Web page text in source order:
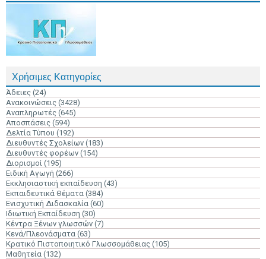
Χρήσιμες Κατηγορίες
Άδειες (24)
Ανακοινώσεις (3428)
Αναπληρωτές (645)
Αποσπάσεις (594)
Δελτία Τύπου (192)
Διευθυντές Σχολείων (183)
Διευθυντές φορέων (154)
Διορισμοί (195)
Ειδική Αγωγή (266)
Εκκλησιαστική εκπαίδευση (43)
Εκπαιδευτικά Θέματα (384)
Ενισχυτική Διδασκαλία (60)
Ιδιωτική Εκπαίδευση (30)
Κέντρα Ξένων γλωσσών (7)
Κενά/Πλεονάσματα (63)
Κρατικό Πιστοποιητικό Γλωσσομάθειας (105)
Μαθητεία (132)